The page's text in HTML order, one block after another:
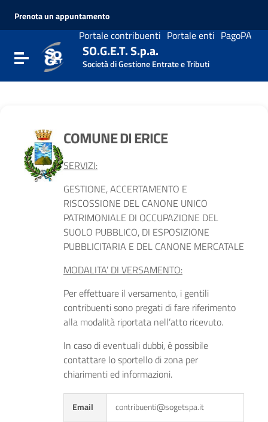
Vai al menu di navigazione
Prenota un appuntamento
Portale contribuenti Portale enti PagoPA
Attiva / disattiva la navigazione
SO.G.E.T. S.p.a.
Società di Gestione Entrate e Tributi
COMUNE DI ERICE
SERVIZI:
GESTIONE, ACCERTAMENTO E
RISCOSSIONE DEL CANONE UNICO
PATRIMONIALE DI OCCUPAZIONE DEL
SUOLO PUBBLICO, DI ESPOSIZIONE
PUBBLICITARIA E DEL CANONE MERCATALE
MODALITA’ DI VERSAMENTO:
Per effettuare il versamento, i gentili
contribuenti sono pregati di fare riferimento
alla modalità riportata nell’atto ricevuto.
In caso di eventuali dubbi, è possibile
contattare lo sportello di zona per
chiarimenti ed informazioni.
Email contribuenti@sogetspa.it